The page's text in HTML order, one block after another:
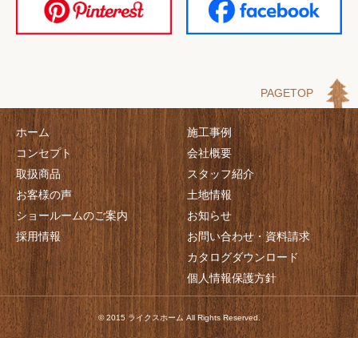
PAGETOP
ホーム
コンセプト
取扱商品
お客様の声
ショールームのご案内
採用情報
施工事例
会社概要
スタッフ紹介
土地情報
お知らせ
お問い合わせ・資料請求
カタログダウンロード
個人情報保護方針
© 2015 ライクスホーム All Rights Reserved.